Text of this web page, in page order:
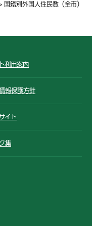
国籍別外国人住民数（全市）
利用案内
報保護方針
イト
集